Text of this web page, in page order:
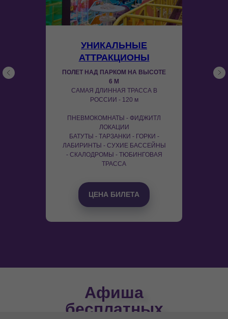
УНИКАЛЬНЫЕ
АТТРАКЦИОНЫ
ПОЛЕТ НАД ПАРКОМ НА ВЫСОТЕ
6 М
САМАЯ ДЛИННАЯ ТРАССА В
РОССИИ - 120 м
ПНЕВМОКОМНАТЫ - ФИДЖИТЛ
ЛОКАЦИИ
БАТУТЫ - ТАРЗАНКИ - ГОРКИ -
ЛАБИРИНТЫ - СУХИЕ БАССЕЙНЫ
- СКАЛОДРОМЫ - ТЮБИНГОВАЯ
ТРАССА
ЦЕНА БИЛЕТА
Афиша
бесплатных